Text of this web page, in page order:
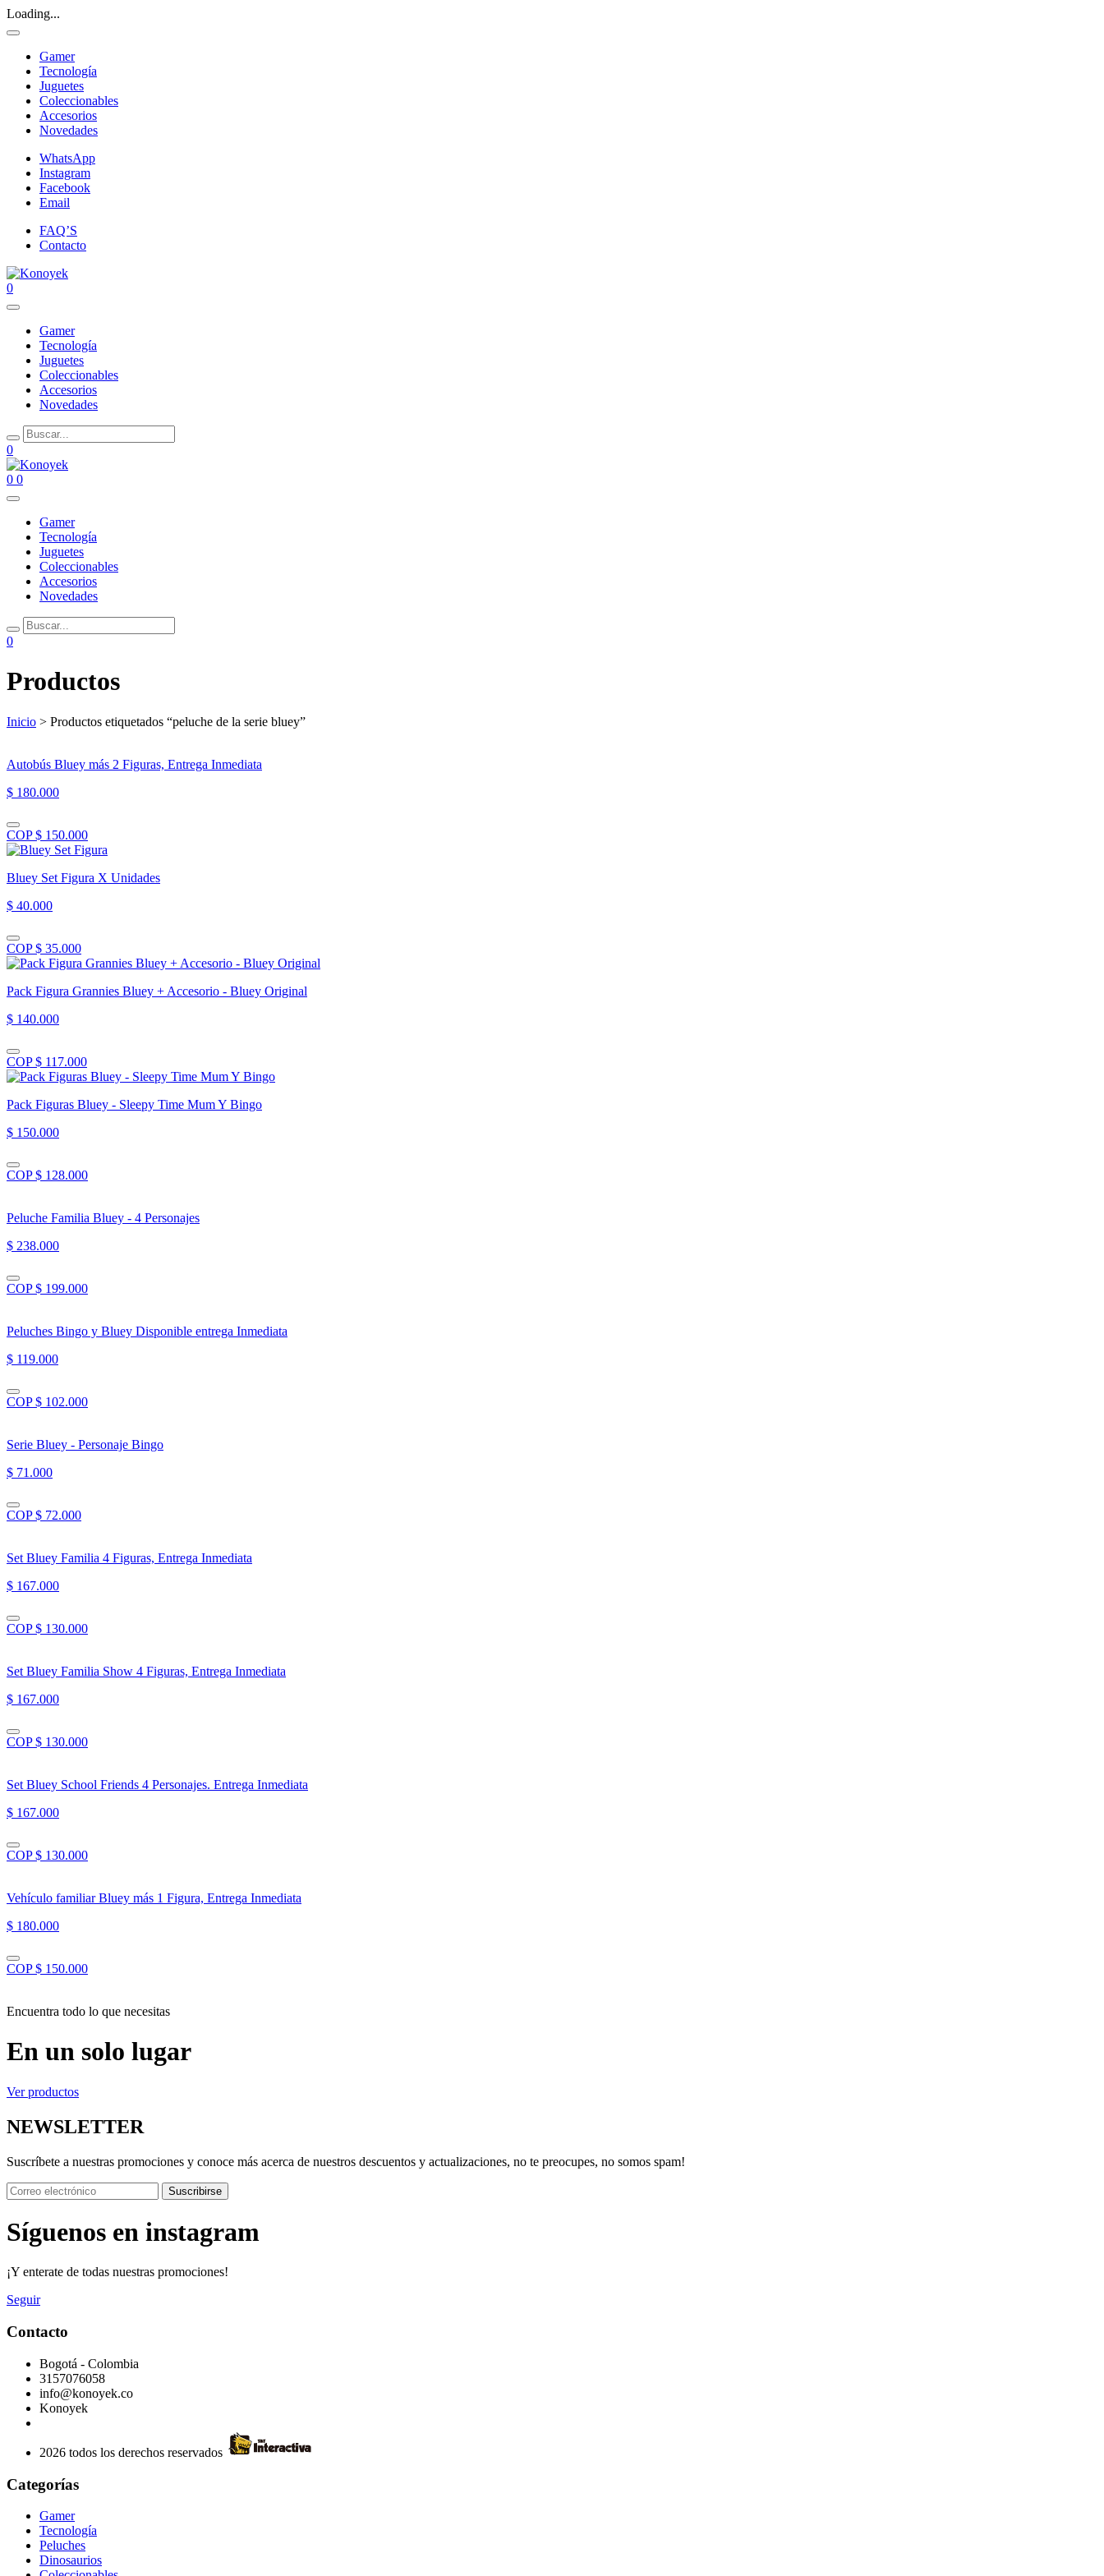
Loading...
Gamer
Tecnología
Juguetes
Coleccionables
Accesorios
Novedades
WhatsApp
Instagram
Facebook
Email
FAQ’S
Contacto
0
Gamer
Tecnología
Juguetes
Coleccionables
Accesorios
Novedades
0
0 0
Gamer
Tecnología
Juguetes
Coleccionables
Accesorios
Novedades
0
Productos
Inicio > Productos etiquetados “peluche de la serie bluey”
Autobús Bluey más 2 Figuras, Entrega Inmediata
$ 180.000
COP $ 150.000
Bluey Set Figura X Unidades
$ 40.000
COP $ 35.000
Pack Figura Grannies Bluey + Accesorio - Bluey Original
$ 140.000
COP $ 117.000
Pack Figuras Bluey - Sleepy Time Mum Y Bingo
$ 150.000
COP $ 128.000
Peluche Familia Bluey - 4 Personajes
$ 238.000
COP $ 199.000
Peluches Bingo y Bluey Disponible entrega Inmediata
$ 119.000
COP $ 102.000
Serie Bluey - Personaje Bingo
$ 71.000
COP $ 72.000
Set Bluey Familia 4 Figuras, Entrega Inmediata
$ 167.000
COP $ 130.000
Set Bluey Familia Show 4 Figuras, Entrega Inmediata
$ 167.000
COP $ 130.000
Set Bluey School Friends 4 Personajes. Entrega Inmediata
$ 167.000
COP $ 130.000
Vehículo familiar Bluey más 1 Figura, Entrega Inmediata
$ 180.000
COP $ 150.000
Encuentra todo lo que necesitas
En un solo lugar
Ver productos
NEWSLETTER
Suscríbete a nuestras promociones y conoce más acerca de nuestros descuentos y actualizaciones, no te preocupes, no somos spam!
Suscribirse
Síguenos en instagram
¡Y enterate de todas nuestras promociones!
Seguir
Contacto
Bogotá - Colombia
3157076058
info@konoyek.co
Konoyek
2026 todos los derechos reservados
Categorías
Gamer
Tecnología
Peluches
Dinosaurios